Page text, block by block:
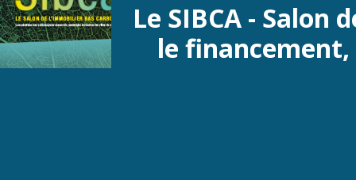
Le SIBCA - Salon
le